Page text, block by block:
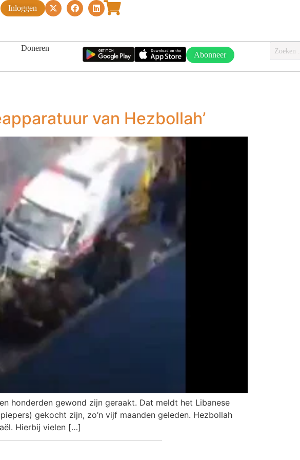
Inloggen
Doneren
Abonneer
van Hezbollah’
honderden gewond zijn geraakt. Dat meldt het Libanese
gekocht zijn, zo’n vijf maanden geleden. Hezbollah
Hierbij vielen […]